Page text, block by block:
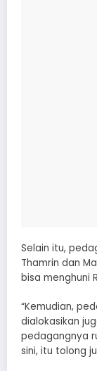
Selain itu,
Thamrin dan
bisa menghuni
“Kemudian,
dialokasikan
pedagangnya
sini, itu tolong